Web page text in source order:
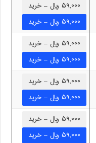
۵۹,۰۰۰ ریال – خرید
۵۹,۰۰۰ ریال – خرید
۵۹,۰۰۰ ریال – خرید
۵۹,۰۰۰ ریال – خرید